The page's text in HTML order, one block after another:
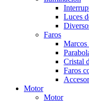
Luces
Faros
Marcos
Cristal
Faros
Motor
Motor